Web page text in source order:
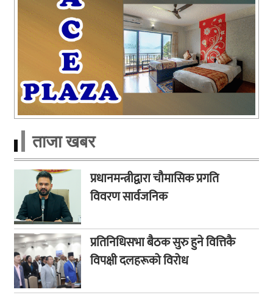
ताजा खबर
प्रधानमन्त्रीद्वारा चौमासिक प्रगति
विवरण सार्वजनिक
प्रतिनिधिसभा बैठक सुरु हुने वित्तिकै
विपक्षी दलहरूको विरोध